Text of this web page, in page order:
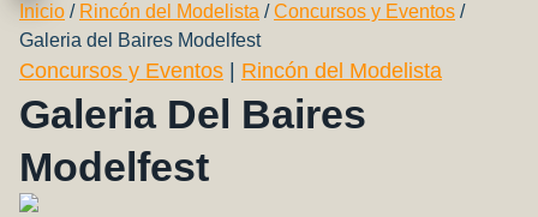
Inicio / Rincón del Modelista / Concursos y Eventos /
Galeria del Baires Modelfest
Concursos y Eventos Rincón del Modelista
Galeria Del Baires
Modelfest